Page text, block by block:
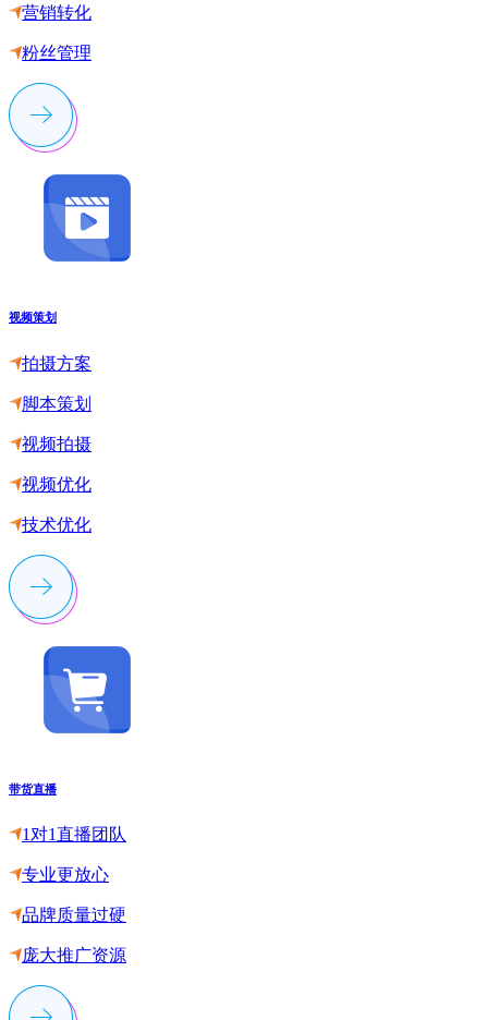
营销转化
粉丝管理
视频策划
拍摄方案
脚本策划
视频拍摄
视频优化
技术优化
带货直播
1对1直播团队
专业更放心
品牌质量过硬
庞大推广资源